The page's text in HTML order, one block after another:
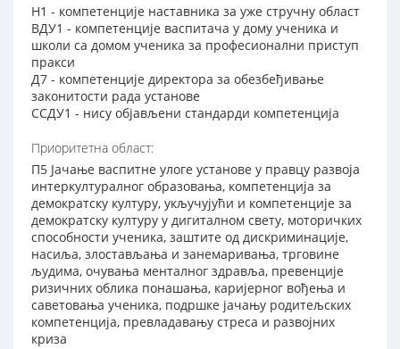
Н1 - компетенције наставника за уже стручну област
ВДУ1 - компетенције васпитача у дому ученика и
школи са домом ученика за професионални приступ
пракси
Д7 - компетенције директора за обезбеђивање
законитости рада установе
ССДУ1 - нису објављени стандарди компетенција
Приоритетна област:
П5 Јачање васпитне улоге установе у правцу развоја
интеркултуралног образовања, компетенција за
демократску културу, укључујући и компетенције за
демократску културу у дигиталном свету, моторичких
способности ученика, заштите од дискриминације,
насиља, злостављања и занемаривања, трговине
људима, очувања менталног здравља, превенције
ризичних облика понашања, каријерног вођења и
саветовања ученика, подршке јачању родитељских
компетенција, превладавању стреса и развојних
криза